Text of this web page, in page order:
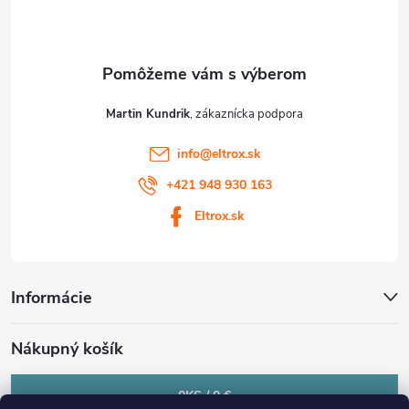
Martin Kundrik
info@eltrox.sk
+421 948 930 163
Eltrox.sk
Informácie
Nákupný košík
0KS /0 €